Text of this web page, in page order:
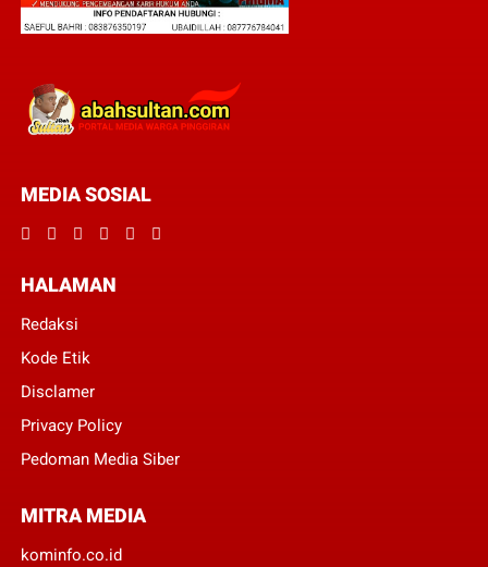
MEDIA SOSIAL
HALAMAN
Redaksi
Kode Etik
Disclamer
Privacy Policy
Pedoman Media Siber
MITRA MEDIA
kominfo.co.id